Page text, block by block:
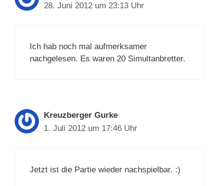
28. Juni 2012 um 23:13 Uhr
Ich hab noch mal aufmerksamer
nachgelesen. Es waren 20 Simultanbretter.
Kreuzberger Gurke
1. Juli 2012 um 17:46 Uhr
Jetzt ist die Partie wieder nachspielbar. :)